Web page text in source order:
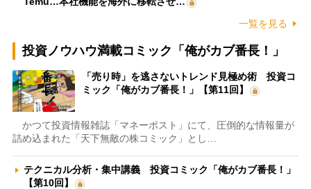
一覧を見る
投資ノウハウ満載コミック「俺がカブ番長！」
「売り時」を逃さないトレンド見極め術 投資コ
ミック「俺がカブ番長！」【第11回】
かつて投資情報雑誌「マネーポスト」にて、圧倒的な情報量が
詰め込まれた「天下無敵の株コミック」とし…
テクニカル分析・集中講義 投資コミック「俺がカブ番長！」
【第10回】